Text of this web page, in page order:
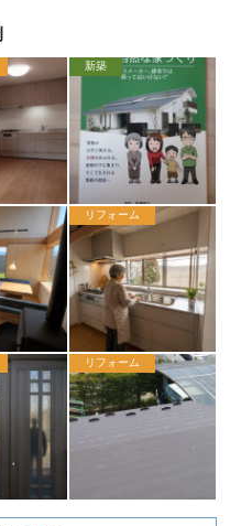
新築
リフォーム
リフォーム